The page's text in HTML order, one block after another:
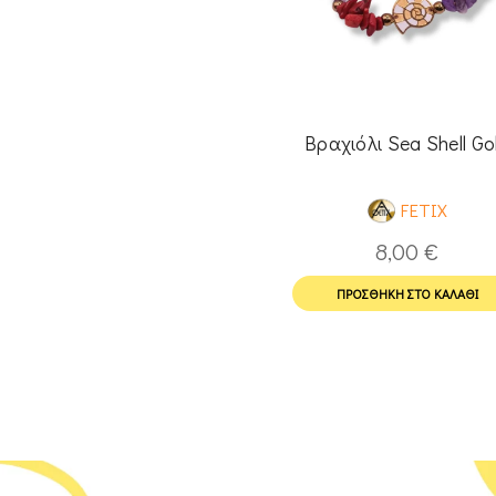
Βραχιόλι Sea Shell
FETIX
8,00€
ΠΡΟΣΘΉΚΗ ΣΤΟ ΚΑΛΆΘΙ